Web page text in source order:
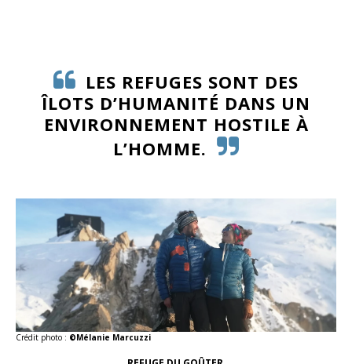
LES REFUGES SONT DES
ÎLOTS D’HUMANITÉ DANS UN
ENVIRONNEMENT HOSTILE À
L’HOMME.
Crédit photo : ©Mélanie Marcuzzi